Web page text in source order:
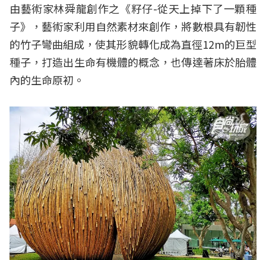
由藝術家林舜龍創作之《籽仔-從天上掉下了一顆種
子》，藝術家利用自然素材來創作，將數根具有韌性
的竹子彎曲組成，使其形貌轉化成為直徑12m的巨型
種子，打造出生命有機體的概念，也傳達著床於胎體
內的生命原初。